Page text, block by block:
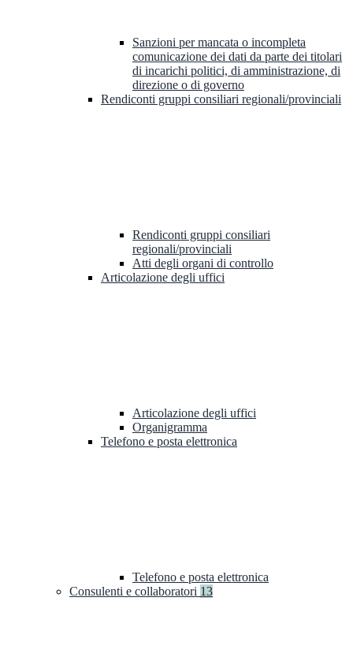
Sanzioni per mancata o incompleta
comunicazione dei dati da parte dei titolari
di incarichi politici, di amministrazione, di
direzione o di governo
Rendiconti gruppi consiliari regionali/provinciali
Rendiconti gruppi consiliari
regionali/provinciali
Atti degli organi di controllo
Articolazione degli uffici
Articolazione degli uffici
Organigramma
Telefono e posta elettronica
Telefono e posta elettronica
Consulenti e collaboratori 13